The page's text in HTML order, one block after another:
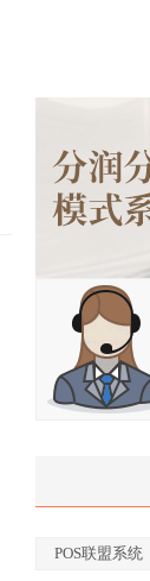
POS联盟系统